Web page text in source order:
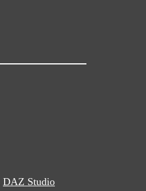
DAZ Studio